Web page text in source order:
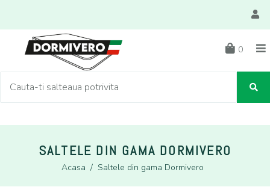
0
SALTELE DIN GAMA DORMIVERO
Acasa / Saltele din gama Dormivero